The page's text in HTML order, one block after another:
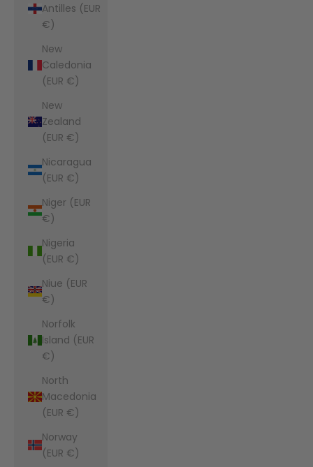
Antilles (EUR
€)
New
Caledonia
(EUR €)
New
Zealand
(EUR €)
Nicaragua
(EUR €)
Niger (EUR
€)
Nigeria
(EUR €)
Niue (EUR
€)
Norfolk
Island (EUR
€)
North
Macedonia
(EUR €)
Norway
(EUR €)